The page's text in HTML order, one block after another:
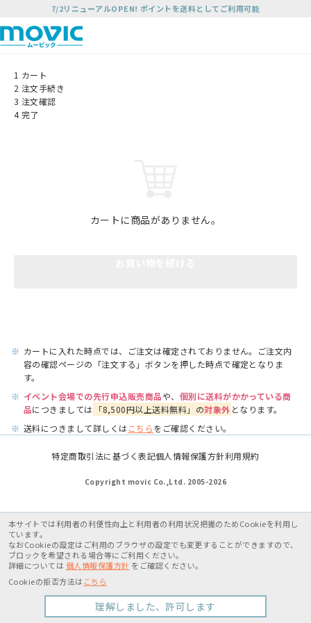
7/2リニューアルOPEN! ポイントを送料としてご利用可能
1 カート
2 注文手続き
3 注文確認
4 完了
カートに商品がありません。
※ カートに入れた時点では、ご注文は確定されておりません。ご注文内
容の確認ページの「注文する」ボタンを押した時点で確定となりま
す。
※ イベント会場での先行申込販売商品や、 個別に送料がかかっている商
品につきましては 「8,500円以上送料無料」の対象外 となります。
※ 送料につきまして詳しくはこちらをご確認ください。
特定商取引法に基づく表記個人情報保護方針利用規約
Copyright movic Co.,Ltd. 2005-2026
本サイトでは利用者の利便性向上と利用者の利用状況把握のためCookieを利用し
ています。
なおCookieの設定はご利用のブラウザの設定でも変更することができますので、
ブロックを希望される場合等にご利用ください。
詳細については 個人情報保護方針 をご確認ください。
Cookieの拒否方法は こちら
理解しました、許可します